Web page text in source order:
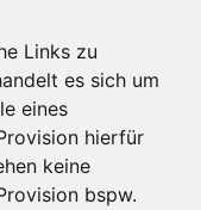
Links zu
es sich um
eines
hierfür
keine
bspw.